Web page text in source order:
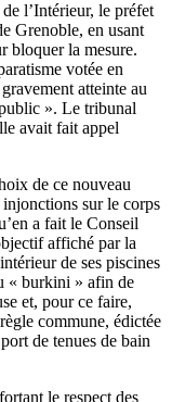
l’Intérieur, le préfet
Grenoble, en usant
bloquer la mesure.
votée en
atteinte au
». Le tribunal
avait fait appel
de ce nouveau
injonctions sur le corps
a fait le Conseil
affiché par la
de ses piscines
« burkini » afin de
et, pour ce faire,
commune, édictée
de tenues de bain
le respect des